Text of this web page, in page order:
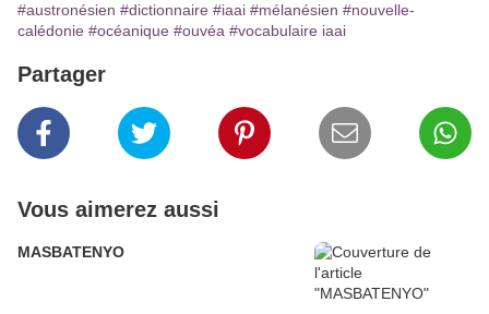
#austronésien #dictionnaire #iaai #mélanésien #nouvelle-
calédonie #océanique #ouvéa #vocabulaire iaai
Partager
Vous aimerez aussi
MASBATENYO